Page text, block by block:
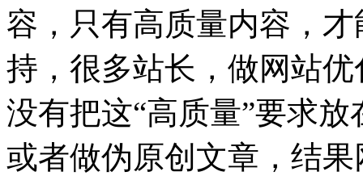
容，只有高质量内容，
持，很多站长，做网站
没有把这“高质量”要求
或者做伪原创文章，结